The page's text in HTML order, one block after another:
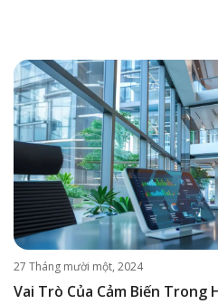
27 Tháng mười một, 2024
Vai Trò Của Cảm Biến Trong